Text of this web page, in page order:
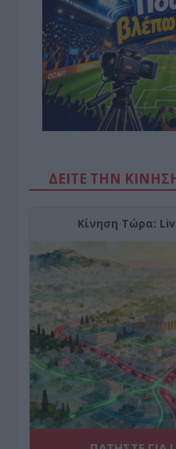
ΔΕΙΤΕ ΤΗΝ
Κίνηση Τώρα: